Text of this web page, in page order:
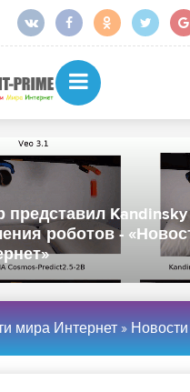
представил Kandinsky
роботов -
мира Интернет » Новости